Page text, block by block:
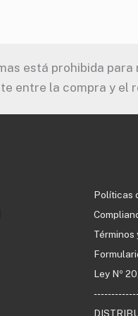
está prohibida
entre la compra y el
Políticas
Términos
Ley Nº